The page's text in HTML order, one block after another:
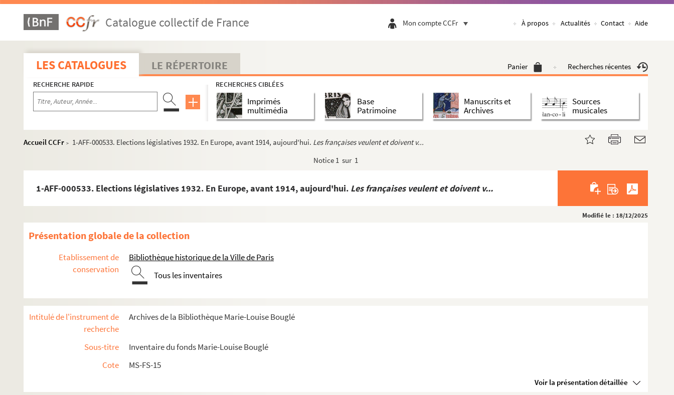
Catalogue collectif de France Mon compte CCFr À propos Actualités Contact Aide
LES CATALOGUES LE RÉPERTOIRE Panier Recherches récentes
RECHERCHE RAPIDE RECHERCHES CIBLÉES
Imprimés
multimédia
Base
Patrimoine
Manuscrits et
Archives
Sources
musicales
Accueil CCFr > 1-AFF-000533. Elections législatives 1932. En Europe, avant 1914, aujourd'hui. Les françaises veulent et doivent v...
Notice 1 sur 1
1-AFF-000533. Elections législatives 1932. En Europe, avant 1914, aujourd'hui. Les françaises veulent et doivent v...
Modifié le : 18/12/2025
Présentation globale de la collection
Etablissement de
conservation
Bibliothèque historique de la Ville de Paris
Tous les inventaires
Intitulé de l'instrument de
recherche
Archives de la Bibliothèque Marie-Louise Bouglé
Sous-titre
Inventaire du fonds Marie-Louise Bouglé
Cote
MS-FS-15
Voir la présentation détaillée